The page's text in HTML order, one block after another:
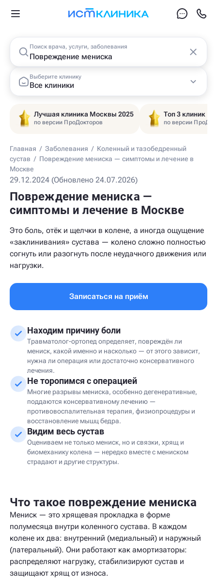
Поиск врача, услуги, заболевания
Выберите клинику
Все клиники
Лучшая клиника Москвы 2025
по версии ПроДокторов
Топ 3 клиник
по версии
Главная / Заболевания / Коленный и тазобедренный
сустав / Повреждение мениска — симптомы и лечение в
Москве
29.12.2024 (Обновлено 24.07.2026)
Повреждение мениска —
симптомы и лечение в Москве
Это боль, отёк и щелчки в колене, а иногда ощущение
«заклинивания» сустава — колено сложно полностью
согнуть или разогнуть после неудачного движения или
нагрузки.
Записаться на приём
Находим причину боли
Травматолог-ортопед определяет, повреждён ли
мениск, какой именно и насколько — от этого зависит,
нужна ли операция или достаточно консервативного
лечения.
Не торопимся с операцией
Многие разрывы мениска, особенно дегенеративные,
поддаются консервативному лечению —
противовоспалительная терапия, физиопроцедуры и
восстановление мышц бедра.
Видим весь сустав
Оцениваем не только мениск, но и связки, хрящ и
биомеханику колена — нередко вместе с мениском
страдают и другие структуры.
Что такое повреждение мениска
Мениск — это хрящевая прокладка в форме
полумесяца внутри коленного сустава. В каждом
колене их два: внутренний (медиальный) и наружный
(латеральный). Они работают как амортизаторы:
распределяют нагрузку, стабилизируют сустав и
защищают хрящ от износа.